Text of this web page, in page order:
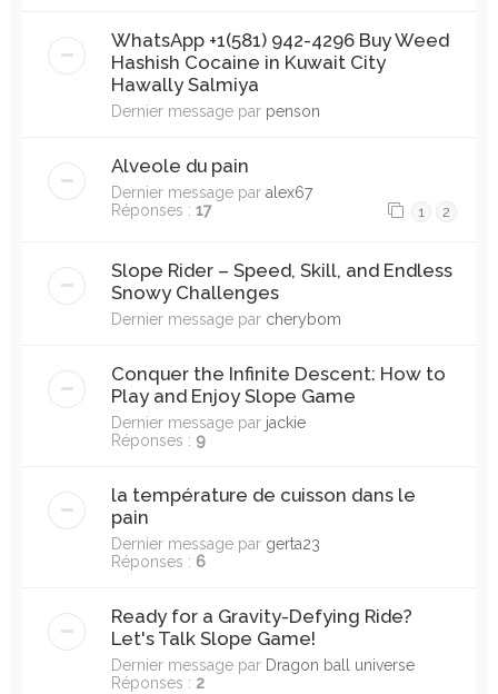
WhatsApp +1(581) 942-4296 Buy Weed
Hashish Cocaine in Kuwait City
Hawally Salmiya
Dernier message par penson
Alveole du pain
Dernier message par alex67
Réponses : 17 1 2
Slope Rider – Speed, Skill, and Endless
Snowy Challenges
Dernier message par cherybom
Conquer the Infinite Descent: How to
Play and Enjoy Slope Game
Dernier message par jackie
Réponses : 9
la température de cuisson dans le
pain
Dernier message par gerta23
Réponses : 6
Ready for a Gravity-Defying Ride?
Let's Talk Slope Game!
Dernier message par Dragon ball universe
Réponses : 2